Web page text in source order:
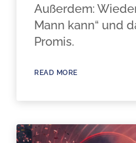
Außerdem:
Mann kann“ und
Promis.
READ MORE